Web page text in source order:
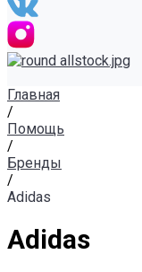
Главная
/
Помощь
/
Бренды
/
Adidas
Adidas